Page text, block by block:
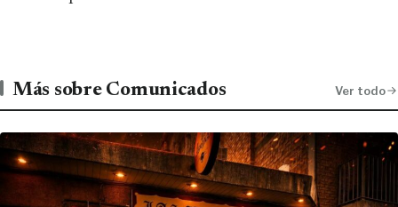
Más sobre Comunicados Ver todo